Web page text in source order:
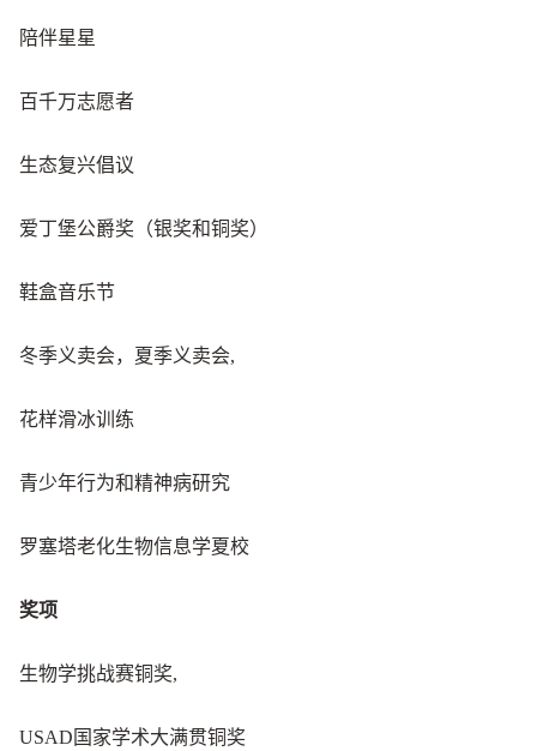
陪伴星星
百千万志愿者
生态复兴倡议
爱丁堡公爵奖（银奖和铜奖）
鞋盒音乐节
冬季义卖会，夏季义卖会,
花样滑冰训练
青少年行为和精神病研究
罗塞塔老化生物信息学夏校
奖项
生物学挑战赛铜奖,
USAD国家学术大满贯铜奖